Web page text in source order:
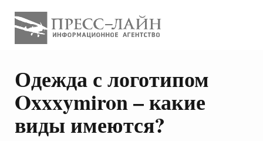
Одежда с логотипом
Oxxxymiron – какие
виды имеются?